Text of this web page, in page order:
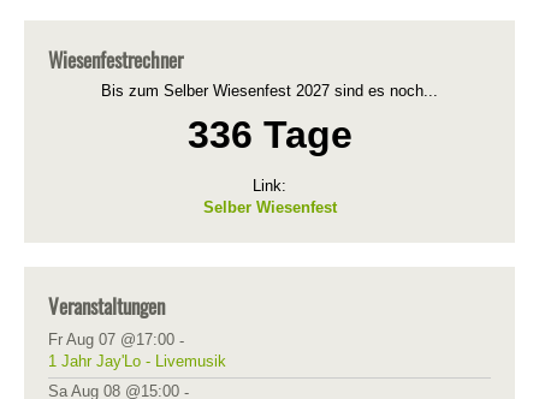
Wiesenfestrechner
Bis zum Selber Wiesenfest 2027 sind es noch...
336 Tage
Link:
Selber Wiesenfest
Veranstaltungen
Fr Aug 07 @17:00 -
1 Jahr Jay'Lo - Livemusik
Sa Aug 08 @15:00 -